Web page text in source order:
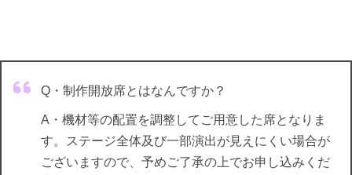
Q・制作開放席とはなんですか？
A・機材等の配置を調整してご用意した席となりま
す。ステージ全体及び一部演出が見えにくい場合が
ございますので、予めご了承の上でお申し込みくだ